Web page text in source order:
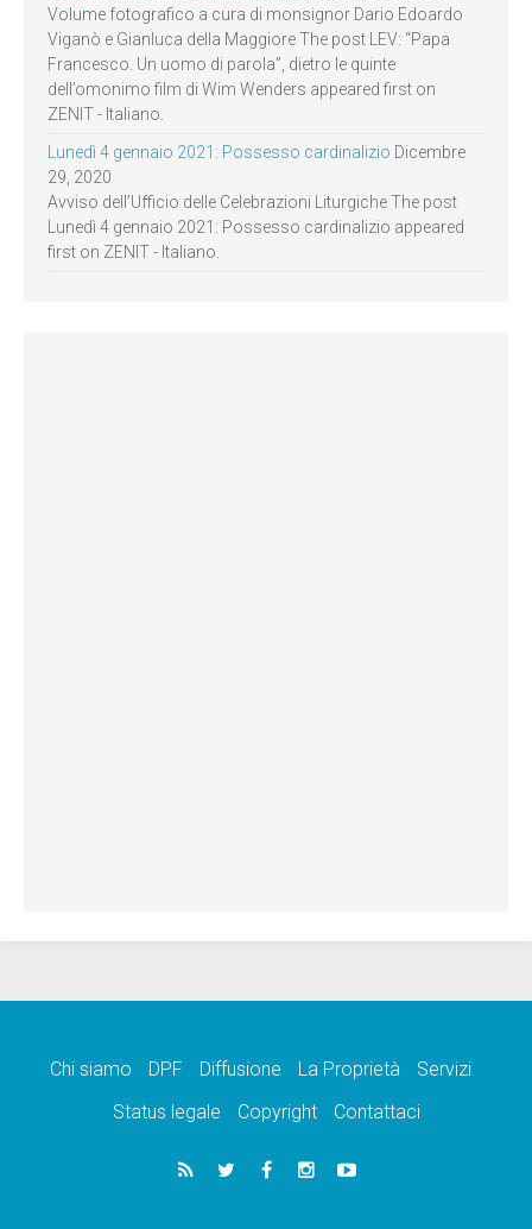
Volume fotografico a cura di monsignor Dario Edoardo
Viganò e Gianluca della Maggiore The post LEV: “Papa
Francesco. Un uomo di parola”, dietro le quinte
dell’omonimo film di Wim Wenders appeared first on
ZENIT - Italiano.
Lunedì 4 gennaio 2021: Possesso cardinalizio Dicembre
29, 2020
Avviso dell’Ufficio delle Celebrazioni Liturgiche The post
Lunedì 4 gennaio 2021: Possesso cardinalizio appeared
first on ZENIT - Italiano.
Chi siamo DPF Diffusione La Proprietà
Servizi
Status legale
Copyright Contattaci